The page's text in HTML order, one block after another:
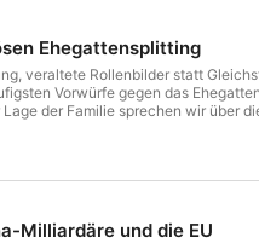
Ehegattensplitting
veraltete Rollenbilder statt
Vorwürfe gegen das
der Familie sprechen wir über
werfen wir einen kritischen
erklären, warum auf einmal doch
anhören, kommentieren und
im Netz!
Milliardäre und die EU